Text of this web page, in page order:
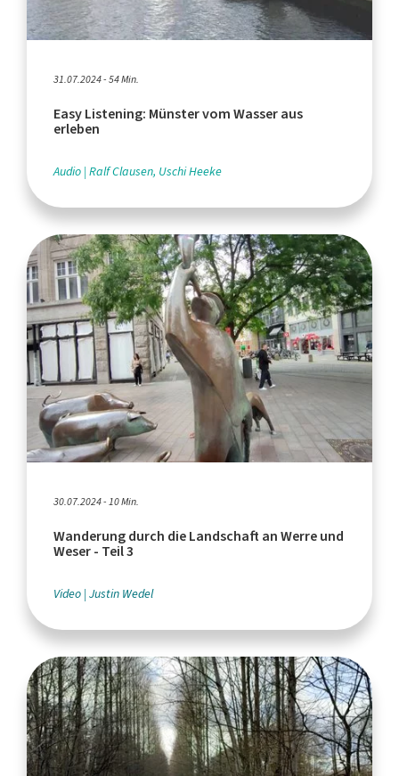
31.07.2024 - 54 Min.
Easy Listening: Münster vom Wasser aus
erleben
Audio Ralf Clausen, Uschi Heeke
30.07.2024 - 10 Min.
Wanderung durch die Landschaft an Werre und
Weser - Teil 3
Video Justin Wedel